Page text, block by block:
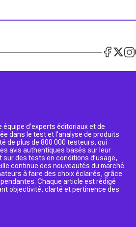
d’experts éditoriaux et de
dans le test et l’analyse de produits
de plus de 800 000 testeurs, qui
avis authentiques basés sur leur
des tests en conditions d’usage,
continue des nouveautés du marché.
à faire des choix éclairés, grâce
Chaque article est rédigé
objectivité, clarté et pertinence des